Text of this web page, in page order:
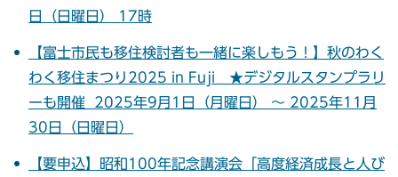
日（日曜日） 17時
【富士市民も移住検討者も一緒に楽しもう！】秋のわく
わく移住まつり2025 in Fuji ★デジタルスタンプラリ
ーも開催 2025年9月1日（月曜日） ～ 2025年11月
30日（日曜日）
【要申込】昭和100年記念講演会「高度経済成長と人び